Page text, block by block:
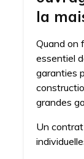
la
Quand on
essentiel
garanties
grandes
Un